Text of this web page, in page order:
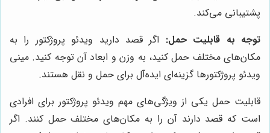
پشتیبانی می‌کند.
توجه به قابلیت حمل: اگر قصد دارید ویدئو پروژکتور را به
مکان‌های مختلف حمل کنید، به وزن و ابعاد آن توجه کنید. مینی
ویدئو پروژکتورها گزینه‌ای ایده‌آل برای حمل و نقل هستند.
قابلیت حمل یکی از ویژگی‌های مهم ویدئو پروژکتور برای افرادی
است که قصد دارند آن را به مکان‌های مختلف حمل کنند. اگر